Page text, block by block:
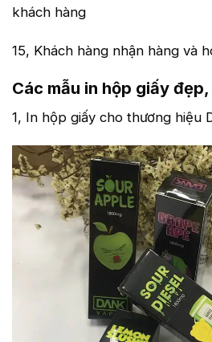
khách hàng
15, Khách hàng nhận hàng và
Các mẫu in hộp giấy
1, In hộp giấy cho thương hiệu